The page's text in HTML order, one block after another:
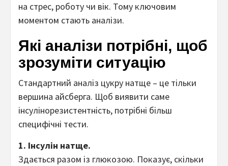
на стрес, роботу чи вік. Тому ключовим
моментом стають аналізи.
Які аналізи потрібні, щоб
зрозуміти ситуацію
Стандартний аналіз цукру натще – це тільки
вершина айсберга. Щоб виявити саме
інсулінорезистентність, потрібні більш
специфічні тести.
1. Інсулін натще.
Здається разом із глюкозою. Показує, скільки